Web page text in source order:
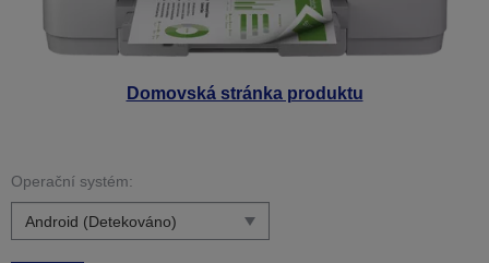
Domovská stránka produktu
Operační systém: